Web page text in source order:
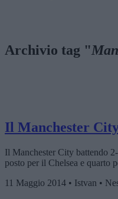
Archivio tag "
Il Manchester
Il Manchester City battendo
posto per il Chelsea e quarto
11 Maggio 2014 • Istvan •